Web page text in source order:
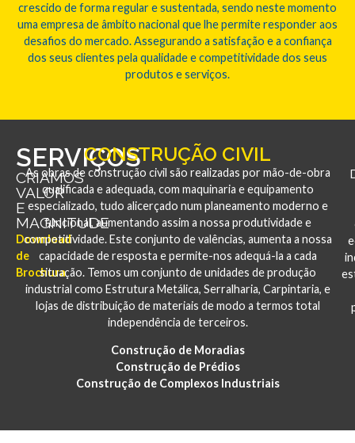
crescido de forma regular e sustentada, sendo neste momento
uma empresa de âmbito nacional que lhe permite responder aos
desafios do mercado. Assegurando a satisfação e a confiança
dos seus clientes pela qualidade e competitividade dos seus
produtos e serviços.
SERVIÇOS
CRIAMOS
VALOR
E
MAGNITUDE
Download
de
Brochura
CONSTRUÇÃO CIVIL
As obras de construção civil são realizadas por mão-de-obra
qualificada e adequada, com maquinaria e equipamento
especializado, tudo alicerçado num planeamento moderno e
funcional, aumentando assim a nossa produtividade e
competitividade. Este conjunto de valências, aumenta a nossa
capacidade de resposta e permite-nos adequá-la a cada
situação. Temos um conjunto de unidades de produção
industrial como Estrutura Metálica, Serralharia, Carpintaria, e
lojas de distribuição de materiais de modo a termos total
independência de terceiros.
Construção de Moradias
Construção de Prédios
Construção de Complexos Industriais